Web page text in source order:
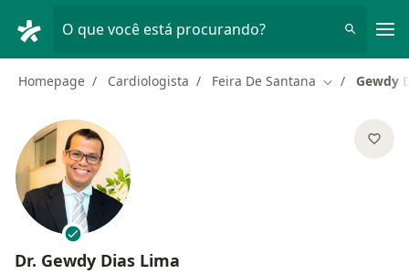
O que você está procurando?
Homepage Cardiologista Feira De Santana Mudar de
Gewdy
Dr. Gewdy Dias Lima